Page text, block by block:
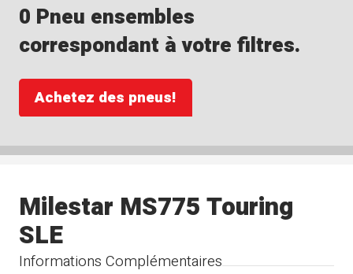
0 Pneu ensembles
correspondant à votre filtres.
Achetez des pneus!
Informations Complémentaires
Milestar MS775 Touring
SLE